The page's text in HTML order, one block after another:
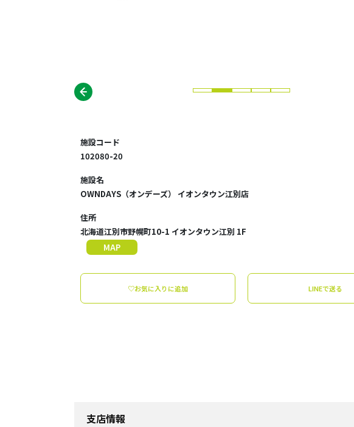
施設コード
102080-20
施設名
OWNDAYS（オンデーズ） イオンタウン江別店
住所
北海道江別市野幌町10-1 イオンタウン江別 1F
MAP
♡お気に入りに追加 LINEで送る
支店情報